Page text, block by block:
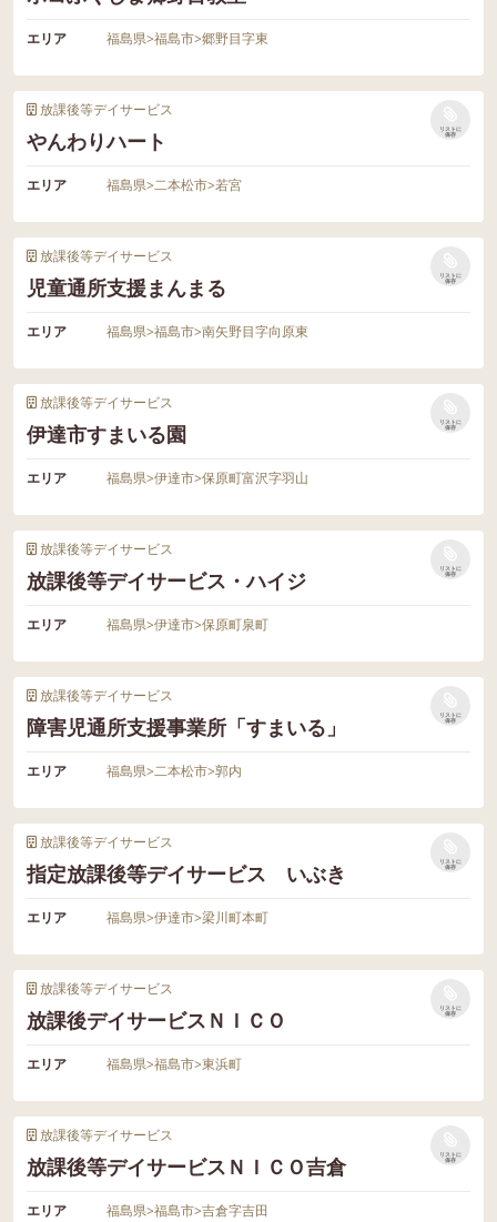
エリア 福島県>福島市>郷野目字東
放課後等デイサービス
やんわりハート
リストに
保存
エリア 福島県>二本松市>若宮
放課後等デイサービス
児童通所支援まんまる
リストに
保存
エリア 福島県>福島市>南矢野目字向原東
放課後等デイサービス
伊達市すまいる園
リストに
保存
エリア 福島県>伊達市>保原町富沢字羽山
放課後等デイサービス
放課後等デイサービス・ハイジ
リストに
保存
エリア 福島県>伊達市>保原町泉町
放課後等デイサービス
障害児通所支援事業所「すまいる」
リストに
保存
エリア 福島県>二本松市>郭内
放課後等デイサービス
指定放課後等デイサービス いぶき
リストに
保存
エリア 福島県>伊達市>梁川町本町
放課後等デイサービス
放課後デイサービスＮＩＣＯ
リストに
保存
エリア 福島県>福島市>東浜町
放課後等デイサービス
放課後等デイサービスＮＩＣＯ吉倉
リストに
保存
エリア 福島県>福島市>吉倉字吉田